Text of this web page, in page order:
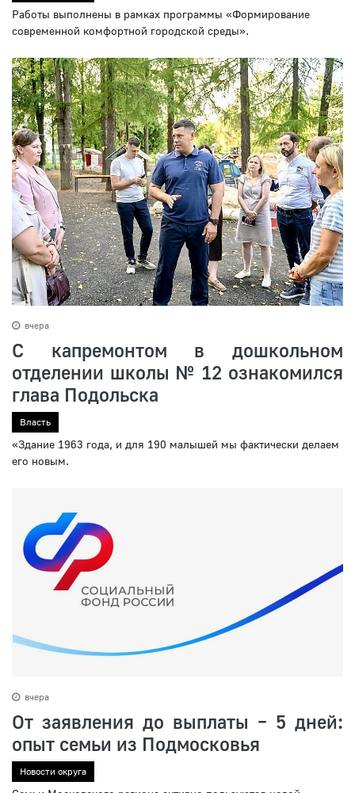
Работы выполнены в рамках программы «Формирование
современной комфортной городской среды».
вчера
С капремонтом в дошкольном
отделении школы № 12 ознакомился
глава Подольска
Власть
«Здание 1963 года, и для 190 малышей мы фактически делаем
его новым.
вчера
От заявления до выплаты – 5 дней:
опыт семьи из Подмосковья
Новости округа